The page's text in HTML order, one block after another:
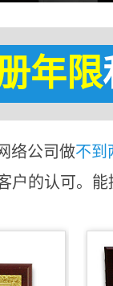
年限
络公司做不到
户的认可。